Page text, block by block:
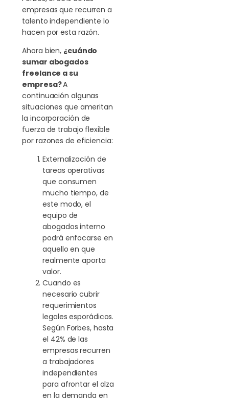
empresas que recurren a
talento independiente lo
hacen por esta razón.
Ahora bien, ¿cuándo
sumar abogados
freelance a su
empresa?A
continuación algunas
situaciones que ameritan
la incorporación de
fuerza de trabajo flexible
por razones de eficiencia:
Externalización de
tareas operativas
que consumen
mucho tiempo, de
este modo, el
equipo de
abogados interno
podrá enfocarse en
aquello en que
realmente aporta
valor.
Cuando es
necesario cubrir
requerimientos
legales esporádicos.
Según Forbes, hasta
el 42% de las
empresas recurren
a trabajadores
independientes
para afrontar el alza
en la demanda en